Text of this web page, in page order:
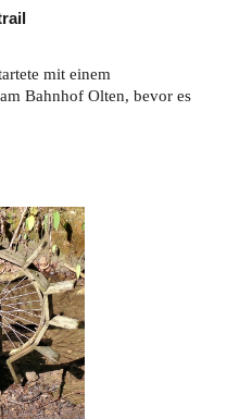
mit einem
Bahnhof Olten, bevor es